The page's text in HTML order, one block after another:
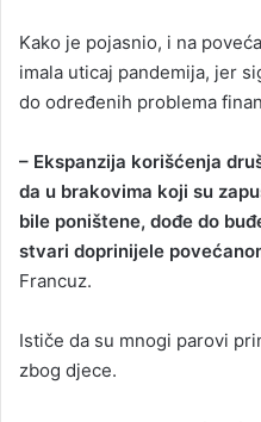
Kako je pojasnio, i na
imala uticaj pandemija, jer
do određenih problema
– Ekspanzija korišćenja
da u brakovima koji su
bile poništene, dođe do
stvari doprinijele
Francuz.
Ističe da su mnogi parovi
zbog djece.